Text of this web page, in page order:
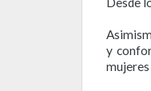
y
mujeres